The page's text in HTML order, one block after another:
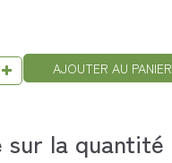
AJOUTER AU PANIER
sur la quantité